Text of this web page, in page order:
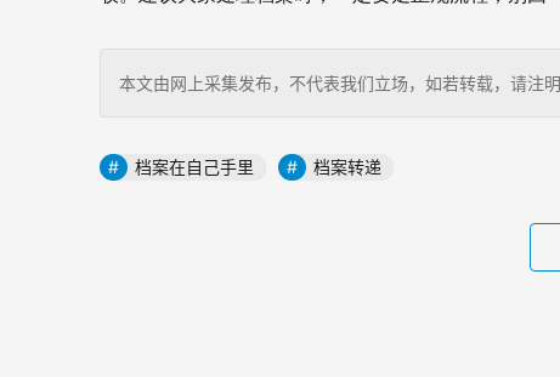
本文由网上采集发布，不代表我们立场，如若转载，请
档案在自己手里 档案转递